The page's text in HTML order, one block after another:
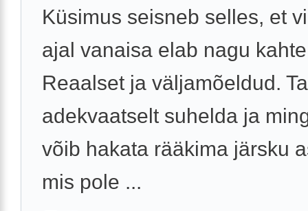
Küsimus seisneb selles, et
ajal vanaisa elab nagu
Reaalset ja väljamõeldud.
adekvaatselt suhelda ja
võib hakata rääkima järsku
mis pole ...